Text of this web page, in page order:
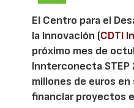
El Centro para el
la Innovación (CDTI
próximo mes de
Innterconecta
millones de euros
financiar proyectos